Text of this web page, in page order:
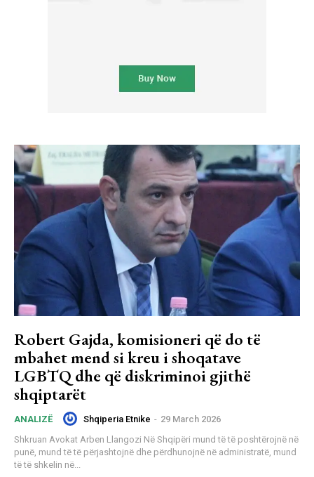
Robert Gajda, komisioneri që do të
mbahet mend si kreu i shoqatave
LGBTQ dhe që diskriminoi gjithë
shqiptarët
ANALIZË Shqiperia Etnike - 29 March 2026
Shkruan Avokat Arben Llangozi Në Shqipëri mund të të poshtërojnë në
punë, mund të të përjashtojnë dhe përdhunojnë në administratë, mund
të të shkelin në...